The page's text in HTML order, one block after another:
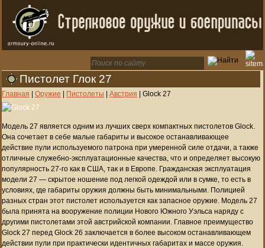
Пистолет Глок 27
Главная | Оружие | Пистолеты | Австрия | Glock 27
Модель 27 является одним из лучших сверх компактных пистолетов Glock.
Она сочетает в себе малые габариты и высокое останавливающее
действие пули используемого патрона при умеренной силе отдачи, а также
отличные служебно-эксплуатационные качества, что и определяет высокую
популярность 27-го как в США, так и в Европе. Гражданская эксплуатация
модели 27 — скрытое ношение под легкой одеждой или в сумке, то есть в
условиях, где габариты оружия должны быть минимальными. Полицией
разных стран этот пистолет используется как запасное оружие. Модель 27
была принята на вооружение полиции Нового Южного Уэльса наряду с
другими пистолетами этой австрийской компании. Главное преимущество
Glock 27 перед Glock 26 заключается в более высоком останавливающем
действии пули при практически идентичных габаритах и массе оружия.